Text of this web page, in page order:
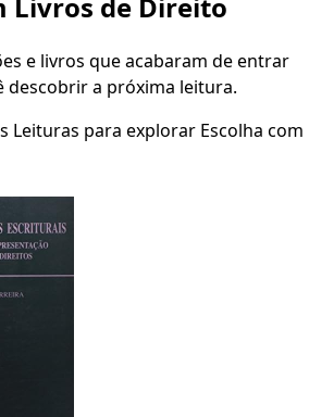
e livros que acabaram de entrar
descobrir a próxima leitura.
Leituras para explorar Escolha com